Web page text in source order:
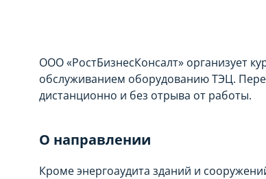
ООО «РостБизнесКонсалт» организует
обслуживанием оборудованию ТЭЦ.
дистанционно и без отрыва от работы.
О направлении
Кроме энергоаудита зданий и